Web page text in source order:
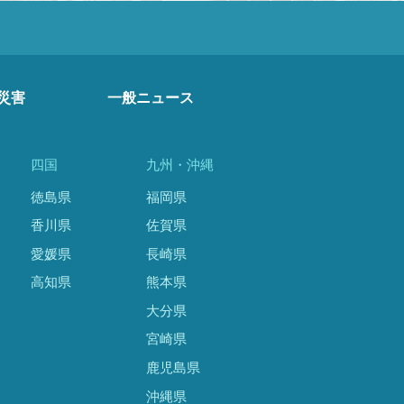
害 一般ニュース
四国
徳島県
香川県
愛媛県
高知県
九州・沖縄
福岡県
佐賀県
長崎県
熊本県
大分県
宮崎県
鹿児島県
沖縄県